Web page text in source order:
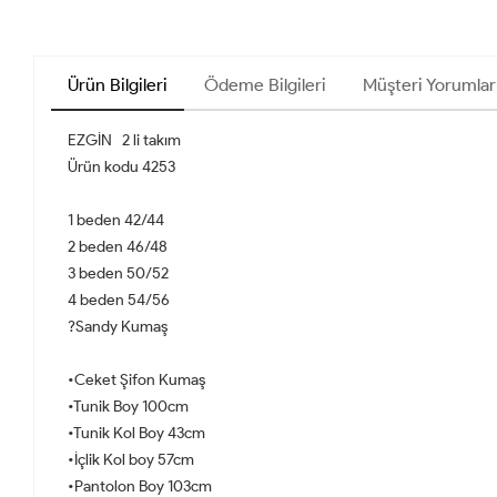
Ürün Bilgileri Ödeme Bilgileri Müşteri
EZGİN 2 li takım
Ürün kodu 4253
1 beden 42/44
2 beden 46/48
3 beden 50/52
4 beden 54/56
?Sandy Kumaş
•Ceket Şifon Kumaş
•Tunik Boy 100cm
•Tunik Kol Boy 43cm
•İçlik Kol boy 57cm
•Pantolon Boy 103cm